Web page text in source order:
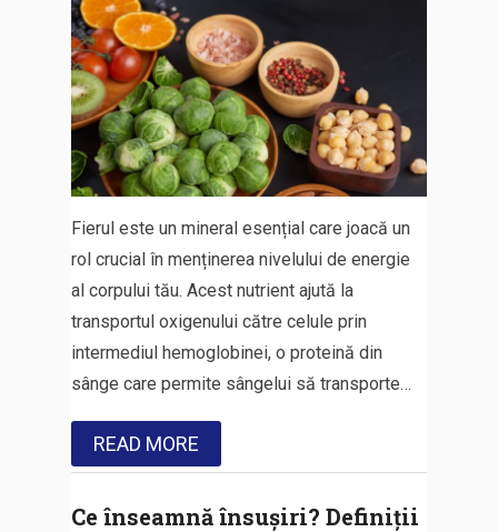
Fierul este un mineral esențial care joacă un
rol crucial în menținerea nivelului de energie
al corpului tău. Acest nutrient ajută la
transportul oxigenului către celule prin
intermediul hemoglobinei, o proteină din
sânge care permite sângelui să transporte…
READ MORE
Ce înseamnă însușiri? Definiții